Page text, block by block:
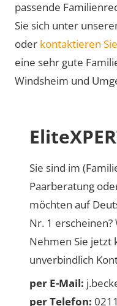
passende
Sie sich unter
oder kontaktieren
eine sehr gute
Windsheim und
Sie sind im
Paarberatung
möchten auf
Nr. 1 erscheinen?
Nehmen Sie jetzt
unverbindlich
per E-Mail:
per Telefon: